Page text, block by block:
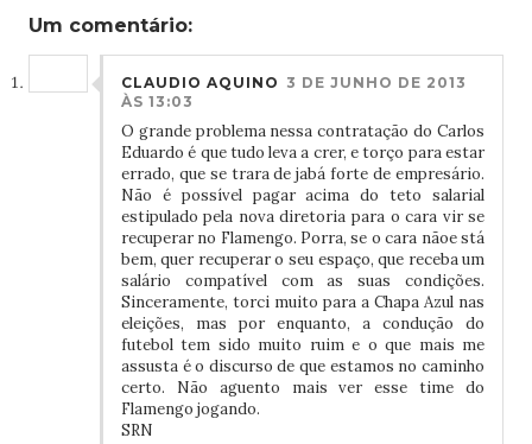
Um comentário:
CLAUDIO AQUINO 3 DE JUNHO DE 2013
ÀS 13:03
O grande problema nessa contratação do Carlos
Eduardo é que tudo leva a crer, e torço para estar
errado, que se trara de jabá forte de empresário.
Não é possível pagar acima do teto salarial
estipulado pela nova diretoria para o cara vir se
recuperar no Flamengo. Porra, se o cara nãoe stá
bem, quer recuperar o seu espaço, que receba um
salário compatível com as suas condições.
Sinceramente, torci muito para a Chapa Azul nas
eleições, mas por enquanto, a condução do
futebol tem sido muito ruim e o que mais me
assusta é o discurso de que estamos no caminho
certo. Não aguento mais ver esse time do
Flamengo jogando.
SRN